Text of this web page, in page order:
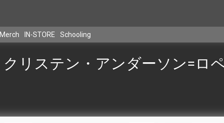
Merch IN-STORE Schooling
クリステン・アンダーソン=ロ